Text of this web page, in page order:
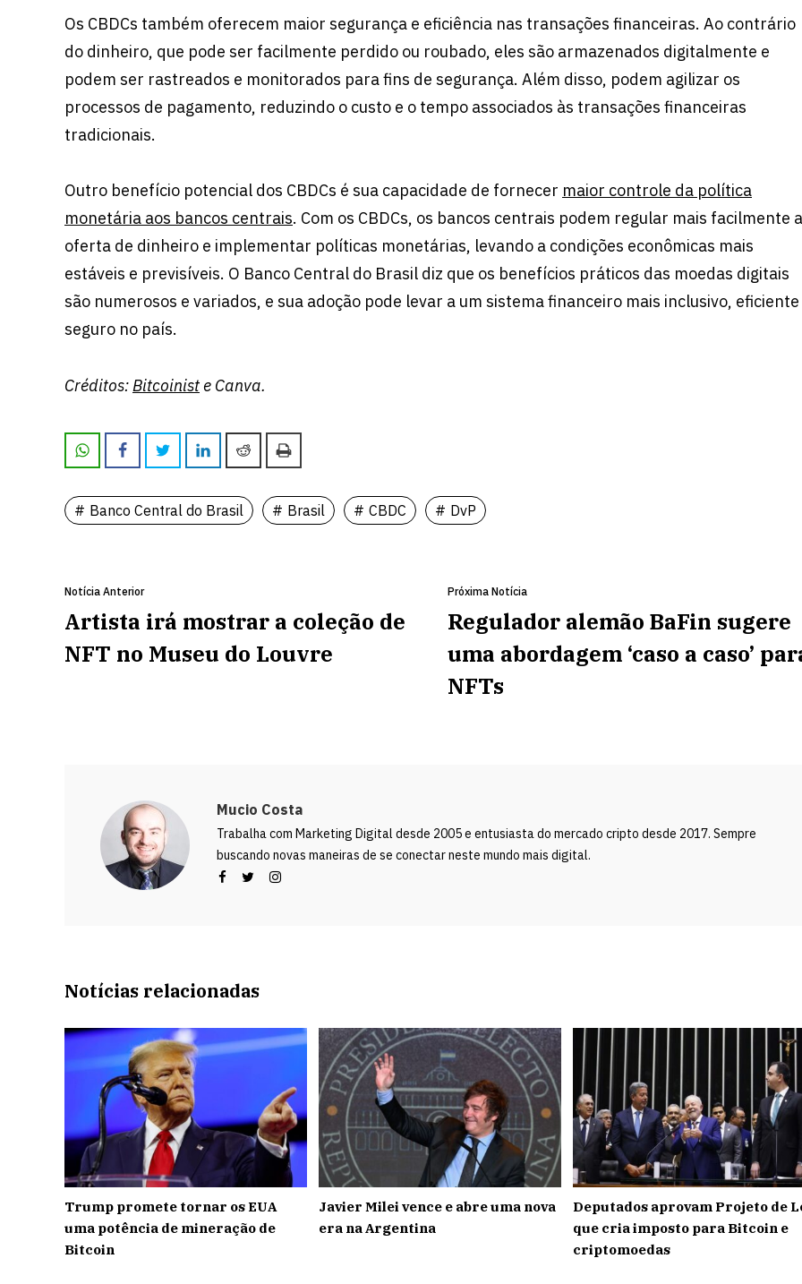
Os CBDCs também oferecem maior segurança e eficiência nas transações financeiras. Ao contrário
do dinheiro, que pode ser facilmente perdido ou roubado, eles são armazenados digitalmente e
podem ser rastreados e monitorados para fins de segurança. Além disso, podem agilizar os
processos de pagamento, reduzindo o custo e o tempo associados às transações financeiras
tradicionais.
Outro benefício potencial dos CBDCs é sua capacidade de fornecer maior controle da política
monetária aos bancos centrais. Com os CBDCs, os bancos centrais podem regular mais facilmente a
oferta de dinheiro e implementar políticas monetárias, levando a condições econômicas mais
estáveis ​​e previsíveis. O Banco Central do Brasil diz que os benefícios práticos das moedas digitais
são numerosos e variados, e sua adoção pode levar a um sistema financeiro mais inclusivo, eficiente
seguro no país.
Créditos: Bitcoiniste Canva.
Banco Central do Brasil Brasil CBDC DvP
Notícia Anterior
Artista irá mostrar a coleção de
NFT no Museu do Louvre
Próxima Notícia
Regulador alemão BaFin sugere
uma abordagem ‘caso a caso’
NFTs
Mucio Costa
Trabalha com Marketing Digital desde 2005 e entusiasta do mercado cripto desde 2017. Sempre
buscando novas maneiras de se conectar neste mundo mais digital.
Notícias relacionadas
Trump promete tornar os EUA
uma potência de mineração de
Bitcoin
Javier Milei vence e abre uma nova
era na Argentina
Deputados aprovam Projeto de
que cria imposto para Bitcoin e
criptomoedas